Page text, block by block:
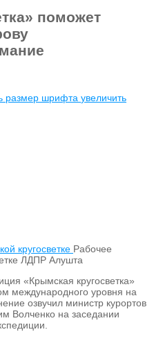
поможет
размер шрифта увеличить
Рабочее
ЛДПР Алушта
«Крымская кругосветка»
международного уровня на
озвучил министр курортов
Волченко на заседании